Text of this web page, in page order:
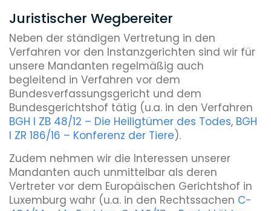
Wettbewerbsrecht
Juristischer Wegbereiter
Neben der ständigen Vertretung in den
Verfahren vor den Instanzgerichten sind wir für
unsere Mandanten regelmäßig auch
begleitend in Verfahren vor dem
Bundesverfassungsgericht und dem
Bundesgerichtshof tätig (u.a. in den Verfahren
BGH I ZB 48/12 – Die Heiligtümer des Todes, BGH
I ZR 186/16 – Konferenz der Tiere).
Zudem nehmen wir die Interessen unserer
Mandanten auch unmittelbar als deren
Vertreter vor dem Europäischen Gerichtshof in
Luxemburg wahr (u.a. in den Rechtssachen C-